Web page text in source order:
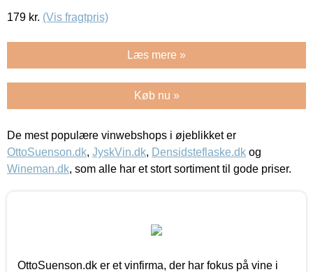
179 kr. (Vis fragtpris)
Læs mere »
Køb nu »
De mest populære vinwebshops i øjeblikket er
OttoSuenson.dk, JyskVin.dk, Densidsteflaske.dk og
Wineman.dk, som alle har et stort sortiment til gode priser.
OttoSuenson.dk er et vinfirma, der har fokus på vine i